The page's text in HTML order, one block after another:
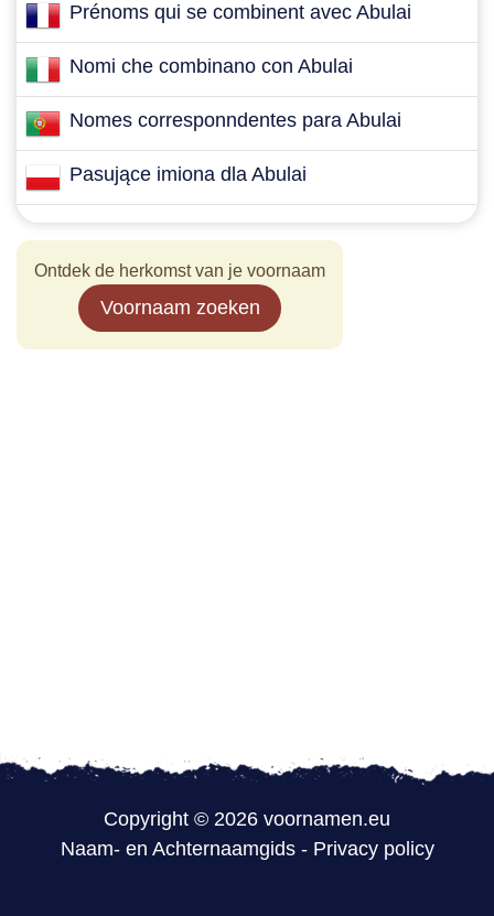
Prénoms qui se combinent avec Abulai
Nomi che combinano con Abulai
Nomes corresponndentes para Abulai
Pasujące imiona dla Abulai
Ontdek de herkomst van je voornaam
Voornaam zoeken
Copyright © 2026 voornamen.eu
Naam- en Achternaamgids- Privacy policy